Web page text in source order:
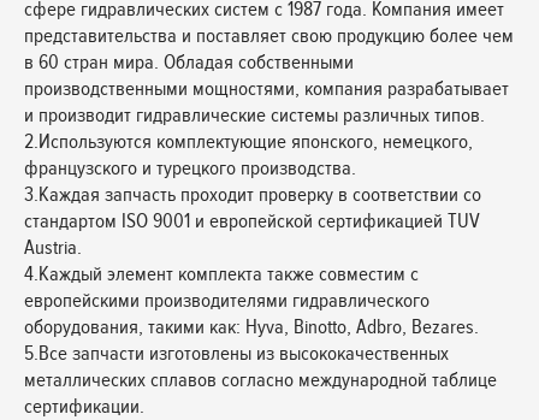
сфере гидравлических систем с 1987 года. Компания имеет
представительства и поставляет свою продукцию более чем
в 60 стран мира. Обладая собственными
производственными мощностями, компания разрабатывает
и производит гидравлические системы различных типов.
2.Используются комплектующие японского, немецкого,
французского и турецкого производства.
3.Каждая запчасть проходит проверку в соответствии со
стандартом ISO 9001 и европейской сертификацией TUV
Austria.
4.Каждый элемент комплекта также совместим с
европейскими производителями гидравлического
оборудования, такими как: Hyva, Binotto, Adbro, Bezares.
5.Все запчасти изготовлены из высококачественных
металлических сплавов согласно международной таблице
сертификации.